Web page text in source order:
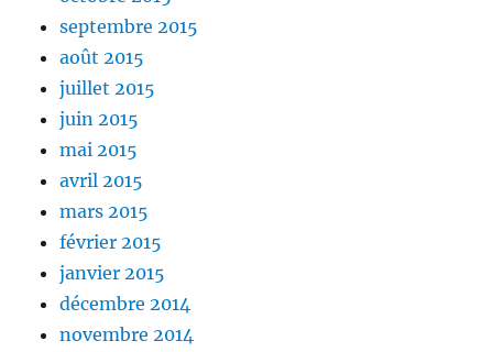
septembre 2015
août 2015
juillet 2015
juin 2015
mai 2015
avril 2015
mars 2015
février 2015
janvier 2015
décembre 2014
novembre 2014